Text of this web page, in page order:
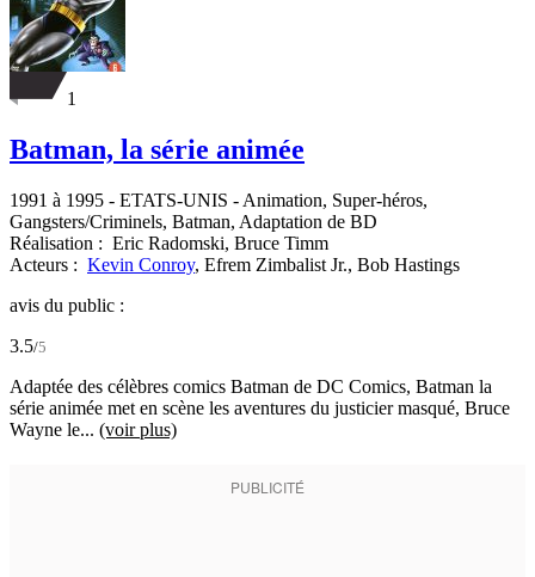
1
Batman, la série animée
1991 à 1995 - ETATS-UNIS - Animation, Super-héros,
Gangsters/Criminels, Batman, Adaptation de BD
Réalisation : Eric Radomski, Bruce Timm
Acteurs : Kevin Conroy, Efrem Zimbalist Jr., Bob Hastings
avis du public :
3.5/5
Adaptée des célèbres comics Batman de DC Comics, Batman la
série animée met en scène les aventures du justicier masqué, Bruce
Wayne le... (voir plus)